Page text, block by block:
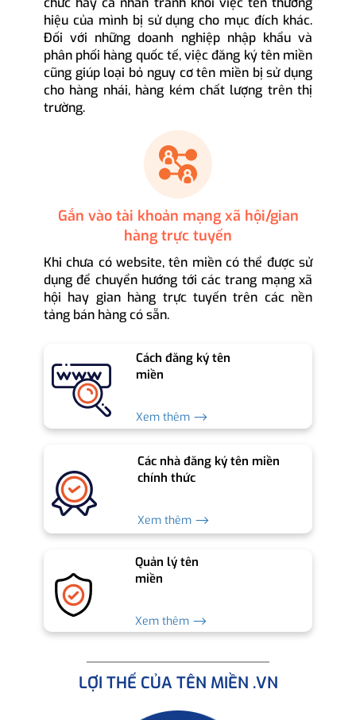
hiệu của mình bị sử dụng cho mục đích khác.
Đối với những doanh nghiệp nhập khẩu và
phân phối hàng quốc tế, việc đăng ký tên miền
cũng giúp loại bỏ nguy cơ tên miền bị sử dụng
cho hàng nhái, hàng kém chất lượng trên thị
trường.
Gắn vào tài khoản mạng xã hội/gian
hàng trực tuyến
Khi chưa có website, tên miền có thể được sử
dụng để chuyển hướng tới các trang mạng xã
hội hay gian hàng trực tuyến trên các nền
tảng bán hàng có sẵn.
Cách đăng ký tên
miền
Xem thêm ⟶
Các nhà đăng ký tên miền
chính thức
Xem thêm ⟶
Quản lý tên
miền
Xem thêm ⟶
LỢI THẾ CỦA TÊN MIỀN .VN